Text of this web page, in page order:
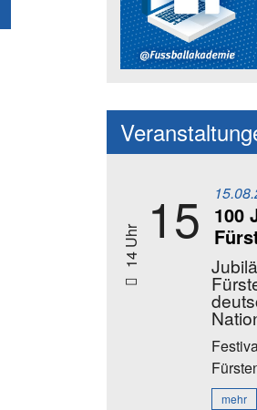
Social Media
14 Uhr 15
100
mehr